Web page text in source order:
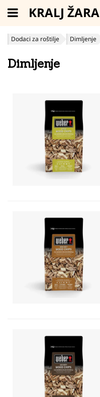
KRALJ ŽARA
Dodaci za roštilje Dimljenje
Dimljenje